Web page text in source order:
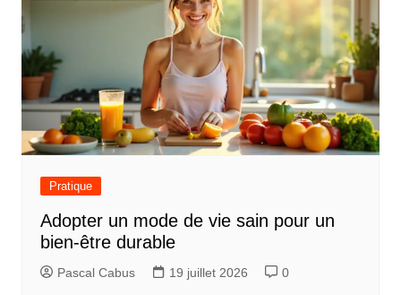
Pratique
Adopter un mode de vie sain pour un
bien-être durable
Pascal Cabus 19 juillet 2026 0